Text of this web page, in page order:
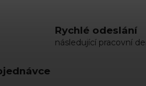
Rychlé odeslání
následující pracovní